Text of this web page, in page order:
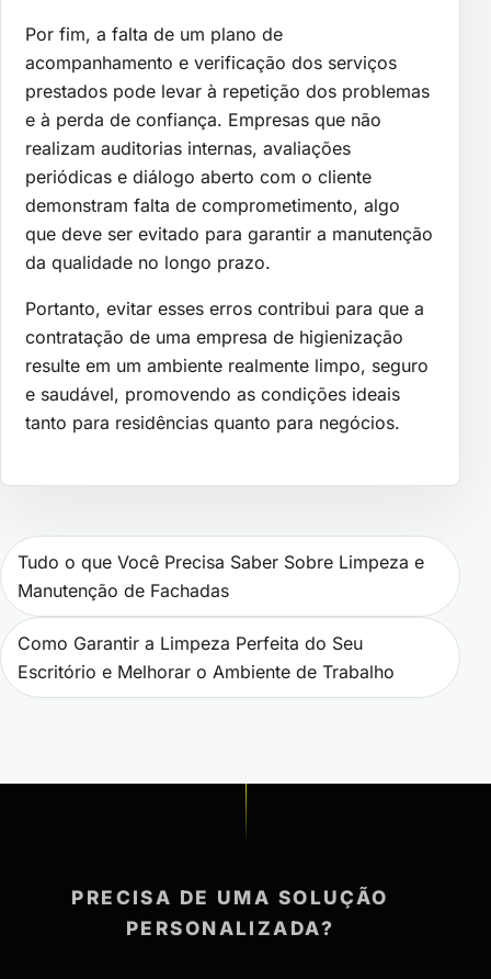
Por fim, a falta de um plano de
acompanhamento e verificação dos serviços
prestados pode levar à repetição dos problemas
e à perda de confiança. Empresas que não
realizam auditorias internas, avaliações
periódicas e diálogo aberto com o cliente
demonstram falta de comprometimento, algo
que deve ser evitado para garantir a manutenção
da qualidade no longo prazo.
Portanto, evitar esses erros contribui para que a
contratação de uma empresa de higienização
resulte em um ambiente realmente limpo, seguro
e saudável, promovendo as condições ideais
tanto para residências quanto para negócios.
Navegação de Post
Tudo o que Você Precisa Saber Sobre Limpeza e
Manutenção de Fachadas
Como Garantir a Limpeza Perfeita do Seu
Escritório e Melhorar o Ambiente de Trabalho
PRECISA DE UMA SOLUÇÃO
PERSONALIZADA?